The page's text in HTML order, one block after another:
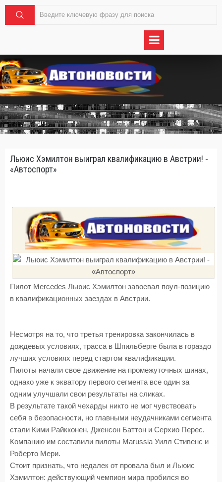
Льюис Хэмилтон выиграл квалификацию в Австрии! -
«Автоспорт»
Пилот Mercedes Льюис Хэмилтон завоевал поул-позицию
в квалификационных заездах в Австрии.
Несмотря на то, что третья тренировка закончилась в
дождевых условиях, трасса в Шпильберге была в гораздо
лучших условиях перед стартом квалификации.
Пилоты начали свое движение на промежуточных шинах,
однако уже к экватору первого сегмента все один за
одним улучшали свои результаты на сликах.
В результате такой чехарды никто не мог чувствовать
себя в безопасности, но главными неудачниками сегмента
стали Кими Райкконен, Дженсон Баттон и Серхио Перес.
Компанию им составили пилоты Marussia Уилл Стивенс и
Роберто Мери.
Стоит признать, что недалек от провала был и Льюис
Хэмилтон: действующий чемпион мира пробился во